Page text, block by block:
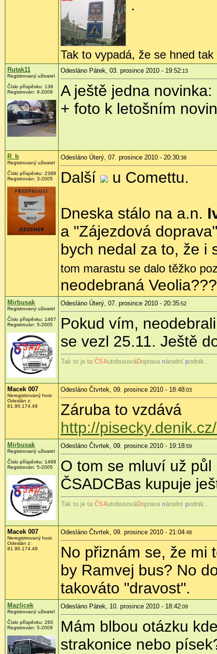
.
Tak to vypadá, že se hned
Rutak11
Registrovaný uživatel
Číslo příspěvku: 138
Registrován: 9-2009
Odesláno Pátek, 03. prosince 2010 - 19:52:13
A ještě jedna
+ foto k letošním
R_b
Registrovaný uživatel
Číslo příspěvku: 2388
Registrován: 3-2005
Odesláno Úterý, 07. prosince 2010 - 20:30:38
Další u Comettu.
Dneska stálo na a.n.
a "Zájezdová
bych nedal za to, že i
tom marastu se dalo těžko
neodebraná Veolia???
Mirbusak
Registrovaný uživatel
Číslo příspěvku: 1467
Registrován: 5-2005
Odesláno Úterý, 07. prosince 2010 - 20:35:52
Pokud vím,
se vezl 25.11. Ještě
Tak to je ta ČSAutobusováDoprava národní podnik...
Macek 007
Neregistrovaný host
Odeslán z:
81.90.174.49
Odesláno Čtvrtek, 09. prosince 2010 - 18:48:03
Záruba to vzdává
http://
Mirbusak
Registrovaný uživatel
Číslo příspěvku: 1468
Registrován: 5-2005
Odesláno Čtvrtek, 09. prosince 2010 - 19:18:59
O tom se mluví už půl
ČSADCBas kupuje
Tak to je ta ČSAutobusováDoprava národní podnik...
Macek 007
Neregistrovaný host
Odeslán z:
81.90.174.49
Odesláno Čtvrtek, 09. prosince 2010 - 21:04:48
No přiznám se, že mi
by Ramvej bus? No
takováto "dravost".
Mazlicek
Registrovaný uživatel
Číslo příspěvku: 260
Registrován: 5-2009
Odesláno Pátek, 10. prosince 2010 - 18:42:09
Mám blbou otázku
strakonice nebo